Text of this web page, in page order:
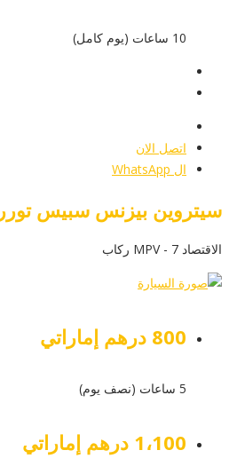
10 ساعات (يوم كامل)
اتصل الان
ال WhatsApp
سيتروين بيزنس سبيس تورر 2023
الاقتصاد MPV - 7 ركاب
800 درهم إماراتي
5 ساعات (نصف يوم)
1،100 درهم إماراتي